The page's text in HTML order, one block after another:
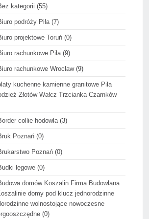
kategorii (55)
podróży Piła(7)
projektowe Toruń (0)
rachunkowe Piła(9)
rachunkowe Wrocław(9)
kuchenne kamienne granitowe Piła
Złotów Wałcz Trzcianka Czarnków
collie hodowla(3)
Poznań (0)
Poznań (0)
lęgowe (0)
domów Koszalin Firma Budowlana
domy pod klucz jednorodzinne
wolnostojące nowoczesne
(0)